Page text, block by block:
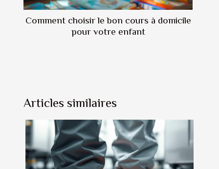
Comment choisir le bon cours à domicile
pour votre enfant
Articles similaires